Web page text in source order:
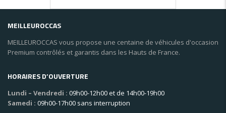
MEILLEUROCCAS
MEILLEUROCCAS vous propose une centaine de véhicules d'occasion
Premium contrôlés et garantis dans les Hauts de France.
HORAIRES D’OUVERTURE
Lundi – Vendredi : 09h00-12h00 et de 14h00-19h00
Samedi : 09h00-17h00 sans interruption